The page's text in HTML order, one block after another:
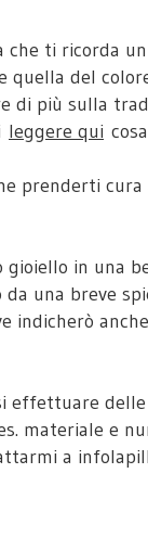
che ti ricorda
quella del
di più sulla
leggere qui
prenderti
gioiello in una
da una breve
indicherò
effettuare
materiale e
a